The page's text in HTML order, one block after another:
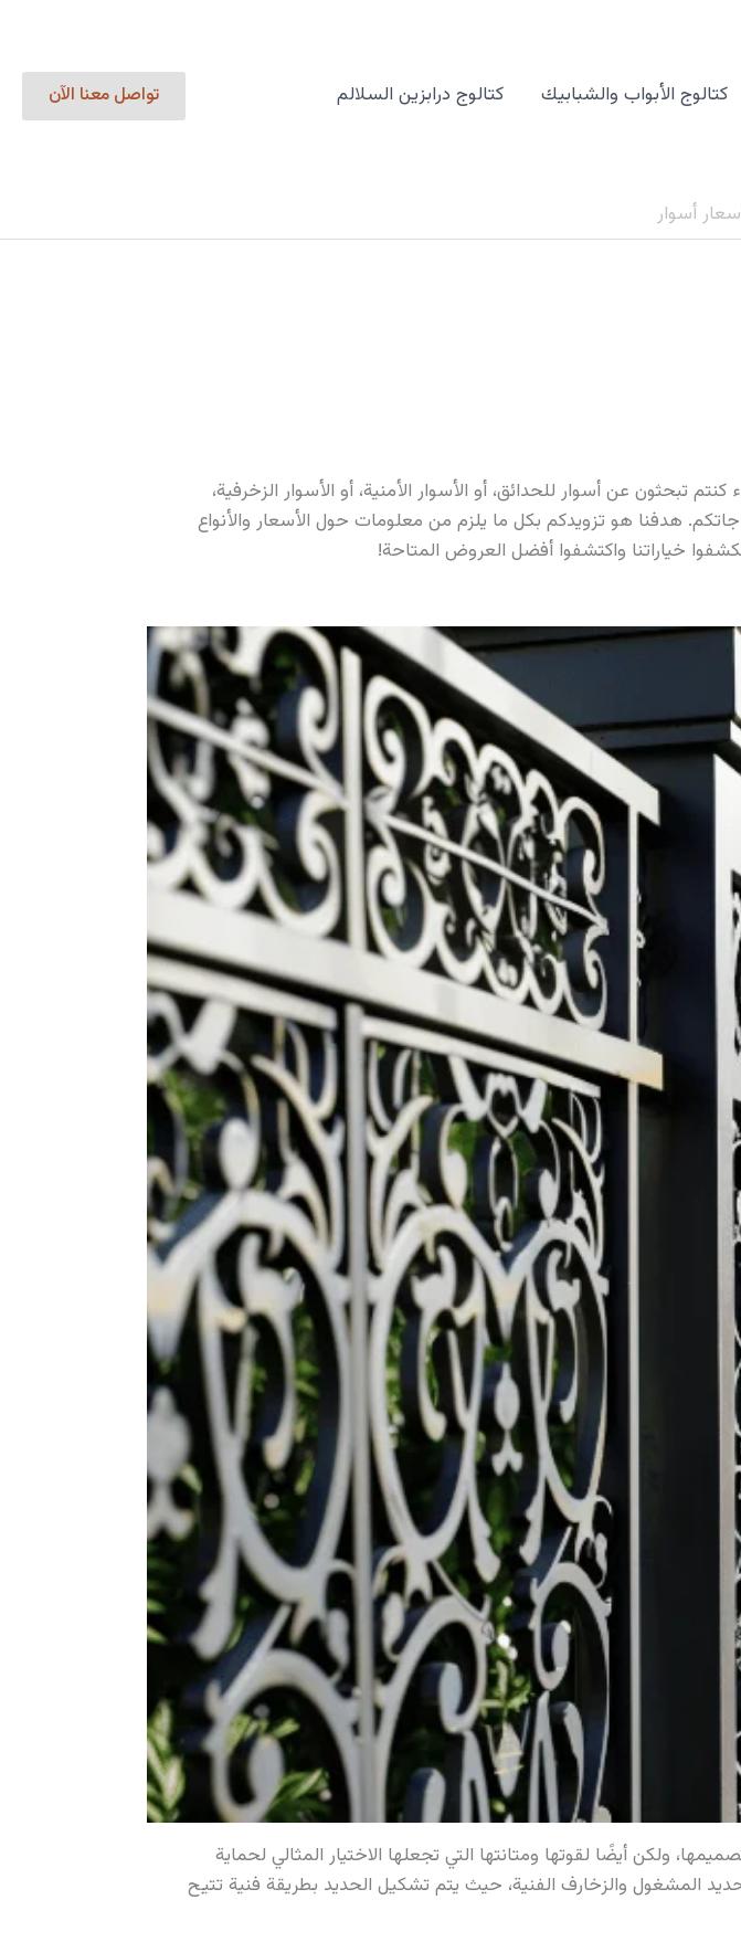
كتالوج الأبواب والشبابيك كتالوج درابزين السلالم تواصل معنا الآن
أسوار
عن أسوار للحدائق، أو الأسوار الأمنية، أو الأسوار الزخرفية،
هدفنا هو تزويدكم بكل ما يلزم من معلومات حول الأسعار والأنواع
خياراتنا واكتشفوا أفضل العروض المتاحة!
ولكن أيضًا لقوتها ومتانتها التي تجعلها الاختيار المثالي لحماية
المشغول والزخارف الفنية، حيث يتم تشكيل الحديد بطريقة فنية تتيح